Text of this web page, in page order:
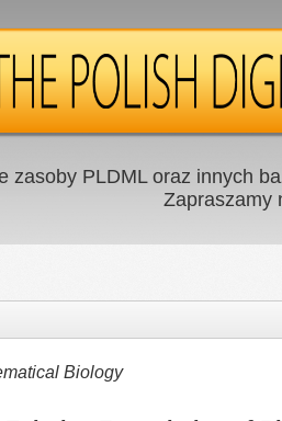
zasoby PLDML oraz innych
Zapraszamy
Biology